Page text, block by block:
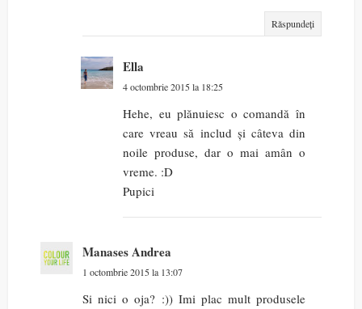
Răspundeți
Ella
4 octombrie 2015 la 18:25
Hehe, eu plănuiesc o comandă în
care vreau să includ și câteva din
noile produse, dar o mai amân o
vreme. :D
Pupici
Manases Andrea
1 octombrie 2015 la 13:07
Si nici o oja? :)) Imi plac mult produsele